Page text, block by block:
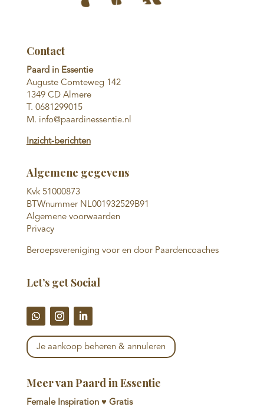
Contact
Paard in Essentie
Auguste Comteweg 142
1349 CD Almere
T. 0681299015
M. info@paardinessentie.nl
Inzicht-berichten
Algemene gegevens
Kvk 51000873
BTWnummer NL001932529B91
Algemene voorwaarden
Privacy
Beroepsvereniging voor en door Paardencoaches
Let’s get Social
Je aankoop beheren & annuleren
Meer van Paard in Essentie
Female Inspiration ♥ Gratis